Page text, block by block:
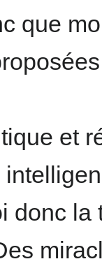
que
et
donc la